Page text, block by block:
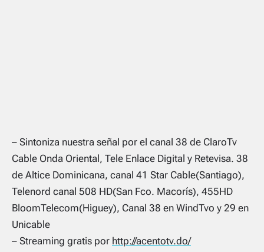
– Sintoniza nuestra señal por el canal 38 de ClaroTv
Cable Onda Oriental, Tele Enlace Digital y Retevisa. 38
de Altice Dominicana, canal 41 Star Cable(Santiago),
Telenord canal 508 HD(San Fco. Macorís), 455HD
BloomTelecom(Higuey), Canal 38 en WindTvo y 29 en
Unicable
– Streaming gratis por http://acentotv.do/